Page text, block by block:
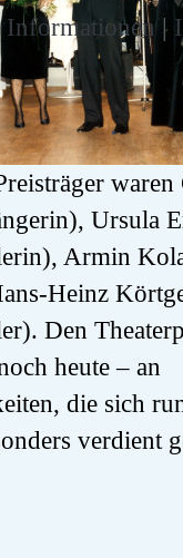
waren
Ursula
Armin
Heinz
Den
heute – an
die sich
verdient
Informationen|